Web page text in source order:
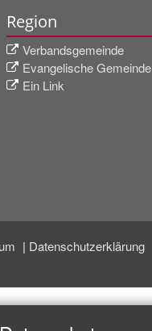
Region
Verbandsgemeinde
Evangelische Gemeinde
Ein Link
Datenschutzerklärung